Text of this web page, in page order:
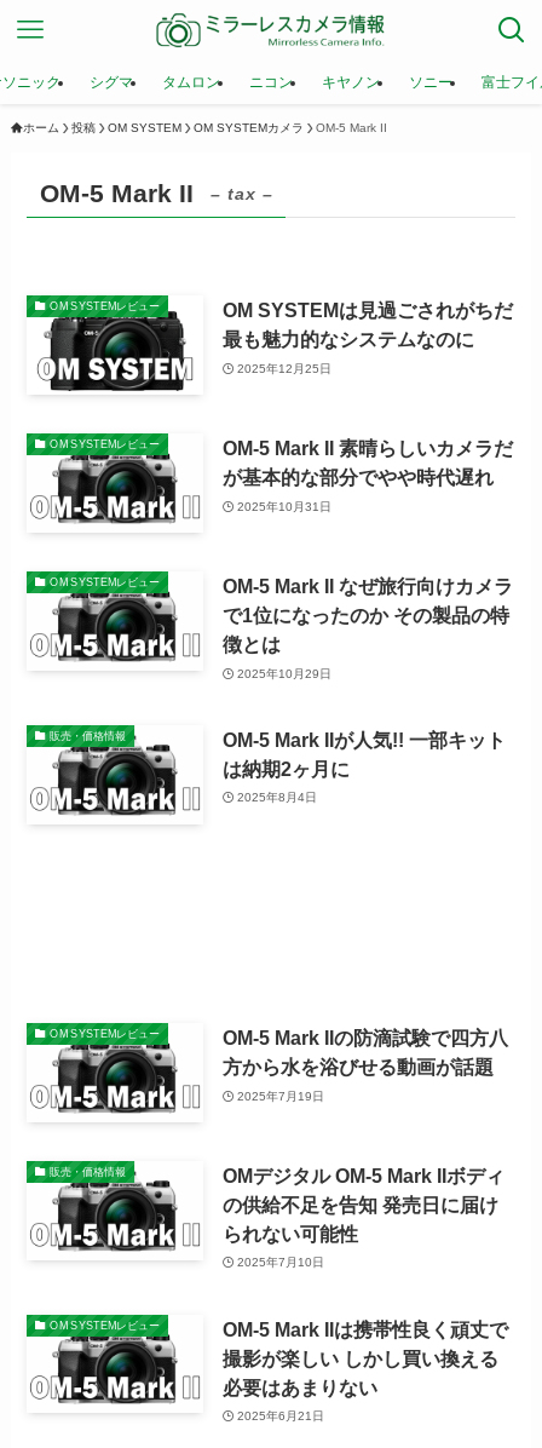
ニック シグマ タムロン ニコン キヤノン ソニー 富士フ
ホーム 投稿 OM SYSTEM OM SYSTEMカメラ OM-5 Mark II
OM-5 Mark II – tax –
OM SYSTEMレビュー
OM SYSTEMは見過ごされがちだ
最も魅力的なシステムなのに
2025年12月25日
OM SYSTEMレビュー
OM-5 Mark II 素晴らしいカメラだ
が基本的な部分でやや時代遅れ
2025年10月31日
OM SYSTEMレビュー
OM-5 Mark II なぜ旅行向けカメラ
で1位になったのか その製品の特
徴とは
2025年10月29日
販売・価格情報
OM-5 Mark IIが人気!! 一部キット
は納期2ヶ月に
2025年8月4日
OM SYSTEMレビュー
OM-5 Mark IIの防滴試験で四方八
方から水を浴びせる動画が話題
2025年7月19日
販売・価格情報
OMデジタル OM-5 Mark IIボディ
の供給不足を告知 発売日に届け
られない可能性
2025年7月10日
OM SYSTEMレビュー
OM-5 Mark IIは携帯性良く頑丈で
撮影が楽しい しかし買い換える
必要はあまりない
2025年6月21日